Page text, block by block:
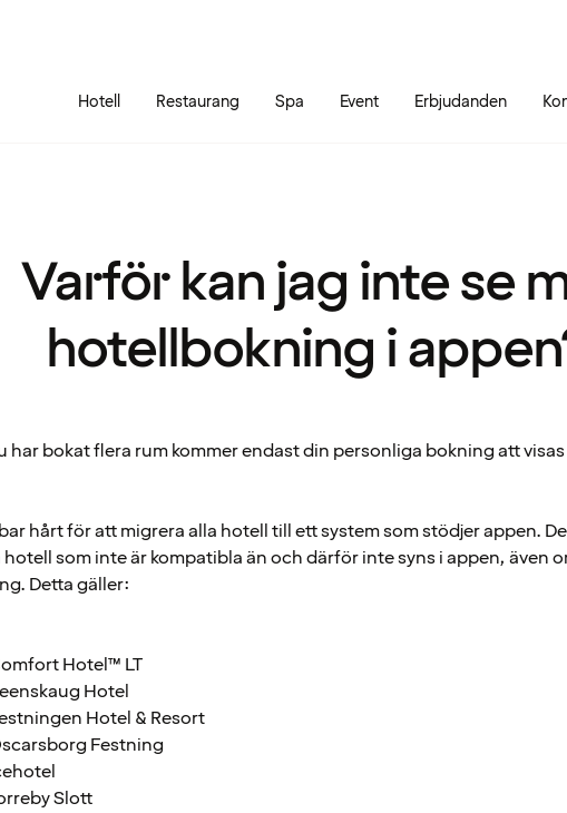
Hotell Restaurang Spa Event Erbjudanden
Varför kan jag inte se
hotellbokning i
har bokat flera rum kommer endast din personliga bokning att
hårt för att migrera alla hotell till ett system som stödjer appen.
hotell som inte är kompatibla än och därför inte syns i appen, även
Detta gäller:
Hotel™ LT
Hotel
Hotel & Resort
Festning
Slott